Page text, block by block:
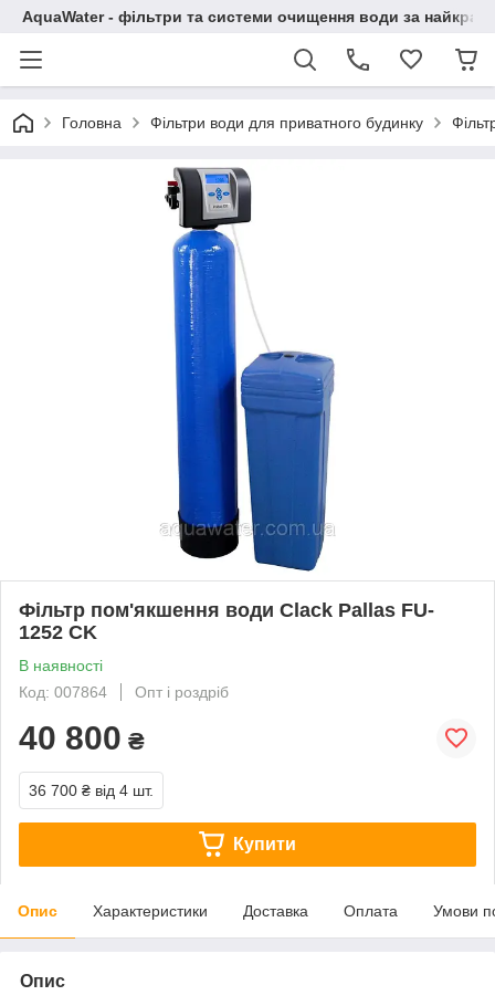
AquaWater - фільтри та системи очищення води за
Головна Фільтри води для приватного будинку
Фільтр пом'якшення води Clack Pallas FU-
1252 CK
В наявності
Код: 007864
Опт і роздріб
40 800 ₴
36 700 ₴ від 4 шт.
Купити
Опис Характеристики Доставка Оплата Умови
Опис